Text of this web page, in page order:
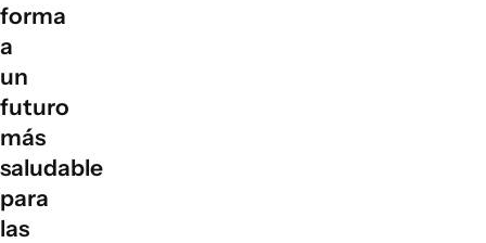
forma
a
un
futuro
más
saludable
para
las